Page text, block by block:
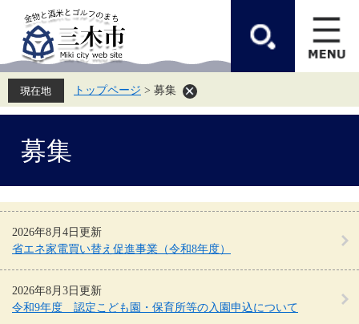
先
頭
す。
を
飛
し
トップページ > 募集
募集
2026年8月4日更新
省エネ家電買い替え促進事業（令和8年度）
2026年8月3日更新
令和9年度 認定こども園・保育所等の入園申込について